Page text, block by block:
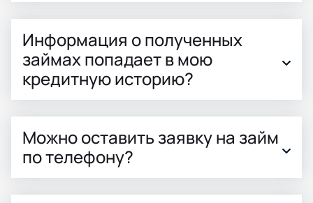
Информация о полученных
займах попадает в мою
кредитную историю?
Можно оставить заявку на займ
по телефону?